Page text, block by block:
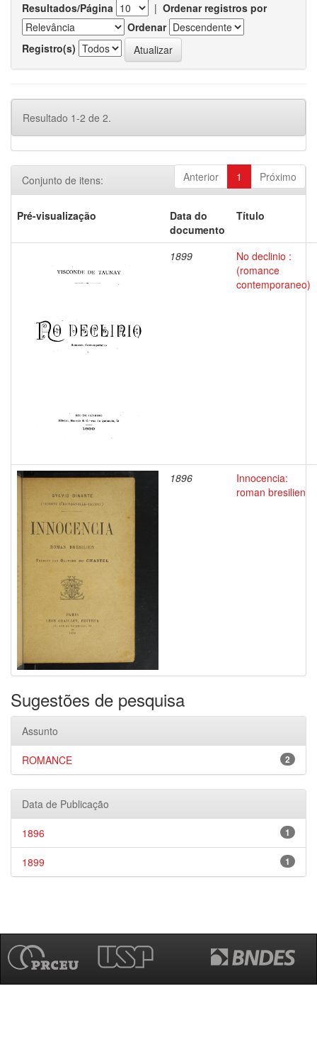
Resultados/Página | Ordenar registros por
Ordenar
Registro(s)
Resultado 1-2 de 2.
Anterior 1 Próximo
Conjunto de itens:
Pré-visualização
Data do
documento
Título
1899
No declinio :
(romance
contemporaneo)
1896
Innocencia:
roman bresilien
Sugestões de pesquisa
Assunto
2
ROMANCE
Data de Publicação
1
1896
1
1899